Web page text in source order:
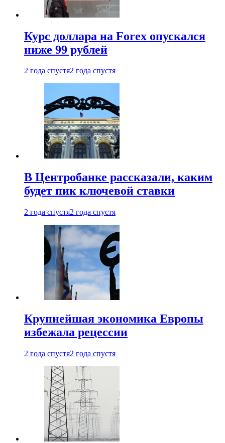
Курс доллара на Forex опускался
ниже 99 рублей
2 года спустя2 года спустя
В Центробанке рассказали, каким
будет пик ключевой ставки
2 года спустя2 года спустя
Крупнейшая экономика Европы
избежала рецессии
2 года спустя2 года спустя